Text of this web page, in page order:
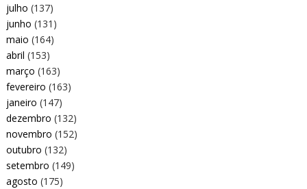
julho (137)
junho (131)
maio (164)
abril (153)
março (163)
fevereiro (163)
janeiro (147)
dezembro (132)
novembro (152)
outubro (132)
setembro (149)
agosto (175)